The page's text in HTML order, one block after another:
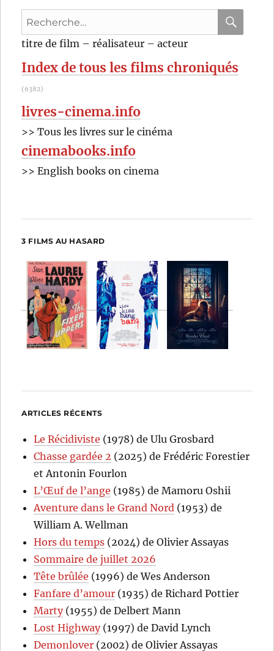
Recherche
pour
:
titre de film – réalisateur – acteur
Index de tous les films chroniqués
(6382)
livres-cinema.info
>> Tous les livres sur le cinéma
cinemabooks.info
>> English books on cinema
3 FILMS AU HASARD
ARTICLES RÉCENTS
Le Récidiviste (1978) de Ulu Grosbard
Chasse gardée 2 (2025) de Frédéric Forestier
et Antonin Fourlon
L’Œuf de l’ange (1985) de Mamoru Oshii
Aventure dans le Grand Nord (1953) de
William A. Wellman
Hors du temps (2024) de Olivier Assayas
Sommaire de juillet 2026
Tête brûlée (1996) de Wes Anderson
Fanfare d’amour (1935) de Richard Pottier
Marty(1955) de Delbert Mann
Lost Highway(1997) de David Lynch
Demonlover (2002) de Olivier Assayas